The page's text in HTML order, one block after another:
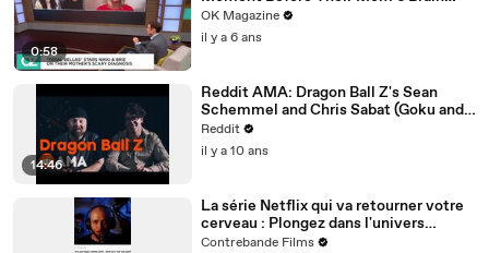
0:58
Surgery: Watch
OK Magazine
il y a 6 ans
14:46
Reddit AMA: Dragon Ball Z's Sean
Schemmel and Chris Sabat (Goku and
Vegeta)
Reddit
il y a 10 ans
La série Netflix qui va retourner votre
cerveau : Plongez dans l'univers
complexe de DARK
Contrebande Films